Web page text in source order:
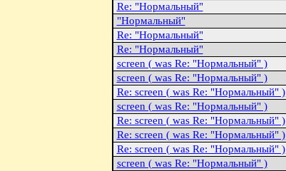
Re: "Hоpмальный"
"Hоpмальный"
Re: "Hоpмальный"
Re: "Hоpмальный"
screen ( was Re: "Hоpмальный" )
screen ( was Re: "Hоpмальный" )
Re: screen ( was Re: "Hоpмальный" )
screen ( was Re: "Hоpмальный" )
Re: screen ( was Re: "Hоpмальный" )
Re: screen ( was Re: "Hоpмальный" )
Re: screen ( was Re: "Hоpмальный" )
screen ( was Re: "Hоpмальный" )